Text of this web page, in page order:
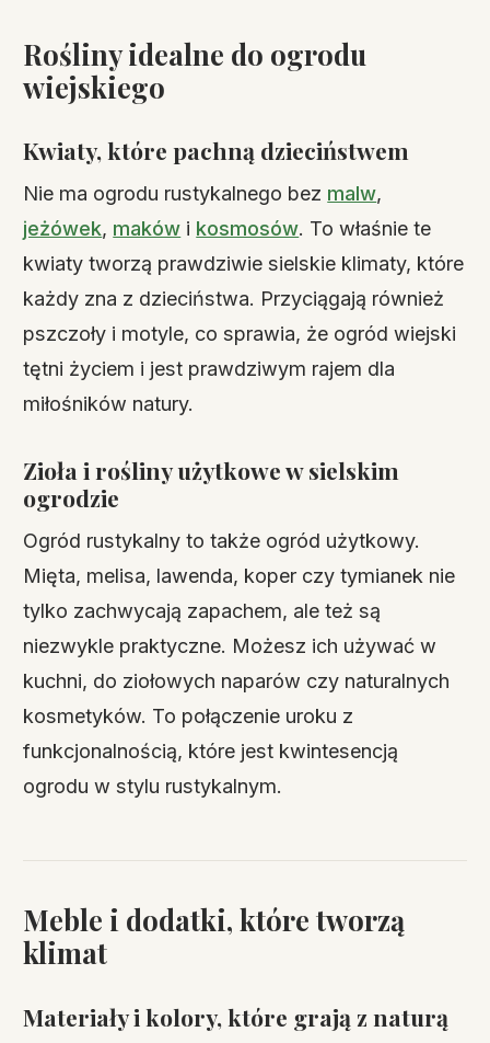
Rośliny idealne do ogrodu
wiejskiego
Kwiaty, które pachną dzieciństwem
Nie ma ogrodu rustykalnego bez malw,
jeżówek, maków i kosmosów. To właśnie te
kwiaty tworzą prawdziwie sielskie klimaty, które
każdy zna z dzieciństwa. Przyciągają również
pszczoły i motyle, co sprawia, że ogród wiejski
tętni życiem i jest prawdziwym rajem dla
miłośników natury.
Zioła i rośliny użytkowe w sielskim
ogrodzie
Ogród rustykalny to także ogród użytkowy.
Mięta, melisa, lawenda, koper czy tymianek nie
tylko zachwycają zapachem, ale też są
niezwykle praktyczne. Możesz ich używać w
kuchni, do ziołowych naparów czy naturalnych
kosmetyków. To połączenie uroku z
funkcjonalnością, które jest kwintesencją
ogrodu w stylu rustykalnym.
Meble i dodatki, które tworzą
klimat
Materiały i kolory, które grają z naturą